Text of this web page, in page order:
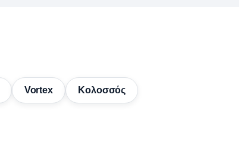
Vortex Κολοσσός